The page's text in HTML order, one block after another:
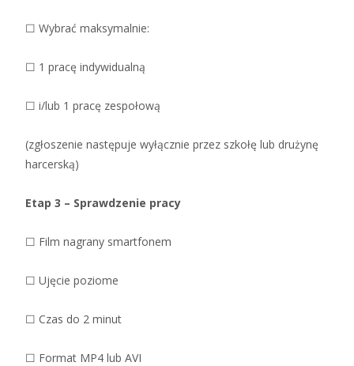
☐ Wybrać maksymalnie:
☐ 1 pracę indywidualną
☐ i/lub 1 pracę zespołową
(zgłoszenie następuje wyłącznie przez szkołę lub drużynę
harcerską)
Etap 3 – Sprawdzenie pracy
☐ Film nagrany smartfonem
☐ Ujęcie poziome
☐ Czas do 2 minut
☐ Format MP4 lub AVI